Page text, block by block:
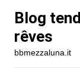
contenu
Blog
rêves
bbmezzaluna.it